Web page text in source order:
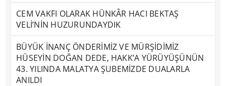
CEM VAKFI OLARAK HÜNKÂR HACI BEKTAŞ
VELİ’NİN HUZURUNDAYDIK
BÜYÜK İNANÇ ÖNDERİMİZ VE MÜRŞİDİMİZ
HÜSEYİN DOĞAN DEDE, HAKK’A YÜRÜYÜŞÜNÜN
43. YILINDA MALATYA ŞUBEMİZDE DUALARLA
ANILDI